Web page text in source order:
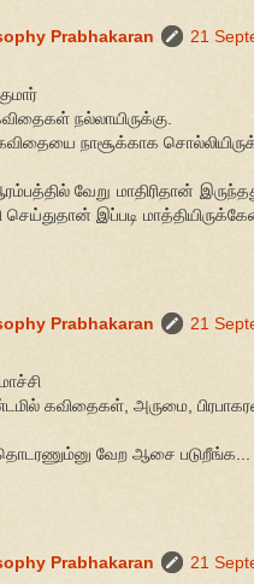
Prabhakaran
21
நல்லாயிருக்கு.
நாசூக்காக
வேறு மாதிரிதான்
செய்துதான் இப்படி
Prabhakaran
21
கவிதைகள், அருமை,
வேற ஆசை படுறீங்க...
Prabhakaran
21